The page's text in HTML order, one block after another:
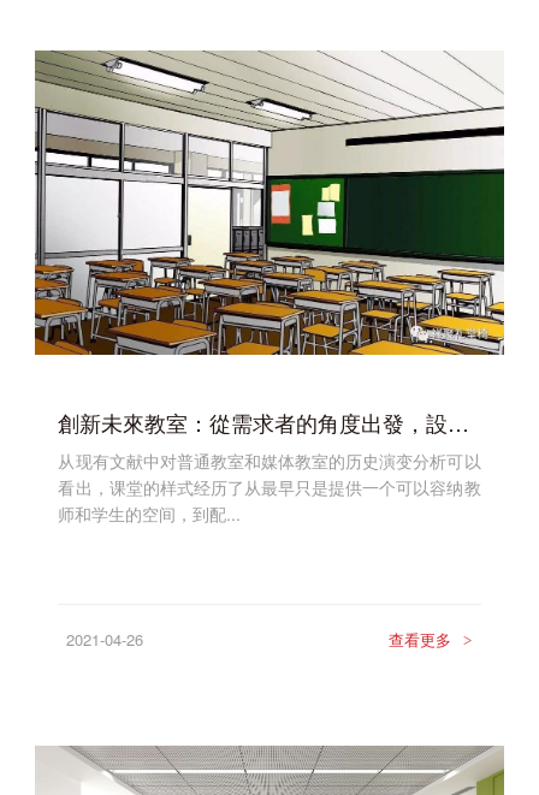
創新未來教室：從需求者的角度出發，設計符合學習者的空間
从现有文献中对普通教室和媒体教室的历史演变分析可以
看出，课堂的样式经历了从最早只是提供一个可以容纳教
师和学生的空间，到配...
2021-04-26 查看更多 >